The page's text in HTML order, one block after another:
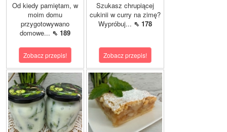
Od kiedy pamiętam, w
moim domu
przygotowywano
domowe... ⇖ 189
Zobacz przepis!
Szukasz chrupiącej
cukinii w curry na zimę?
Wypróbuj... ⇖ 178
Zobacz przepis!